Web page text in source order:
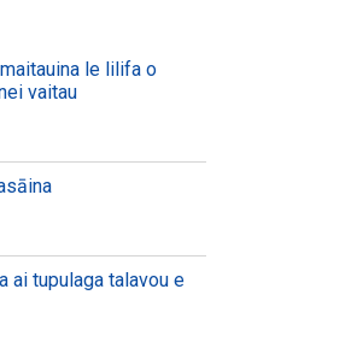
le lilifa o
vaitau
ai tupulaga talavou e